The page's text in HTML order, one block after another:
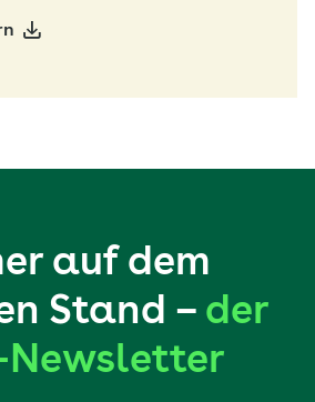
auf dem
Stand – der
Newsletter